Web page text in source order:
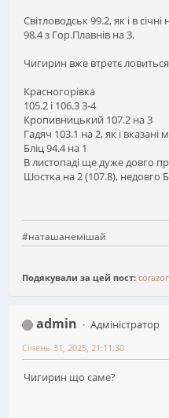
Світловодськ 99.2, як і в січні
98.4 з Гор.Плавнів на 3.
Чигирин вже втретє
Красногорівка
105.2 і 106.3 3-4
Кропивницький 107.2 на 3
Гадяч 103.1 на 2, як і вказані
Бліц 94.4 на 1
В листопаді ще дуже довго
Шостка на 2 (107.8), недовго
#наташанемішай
Подякували за цей пост: corazon
admin
Адміністратор
Січень 31, 2025, 21:11:30
Чигирин що саме?